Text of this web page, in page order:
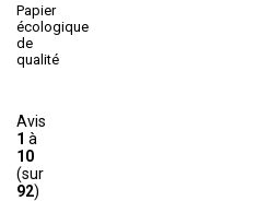
Papier
écologique
de
qualité
Avis
1 à
10
(sur
92)